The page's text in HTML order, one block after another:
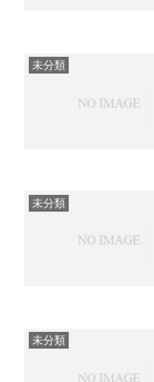
未分類
未分類
未分類